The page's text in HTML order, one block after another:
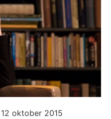
12 oktober 2015